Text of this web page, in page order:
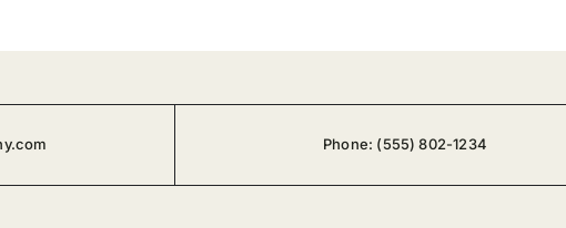
Phone: (555) 802-1234